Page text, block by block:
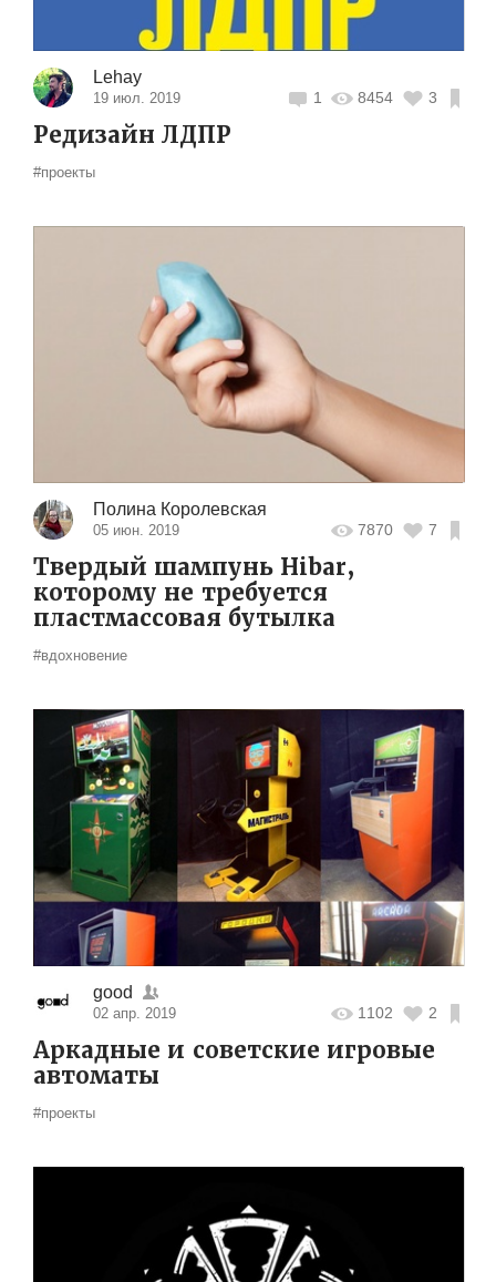
Lehay
19 июл. 2019 1 8454 3
Редизайн ЛДПР
#проекты
Полина Королевская
05 июн. 2019 7870 7
Твердый шампунь Hibar,
которому не требуется
пластмассовая бутылка
#вдохновение
good
02 апр. 2019 1102 2
Аркадные и советские игровые
автоматы
#проекты